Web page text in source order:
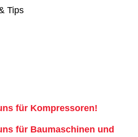
Tips
für Kompressoren!
für Baumaschinen und